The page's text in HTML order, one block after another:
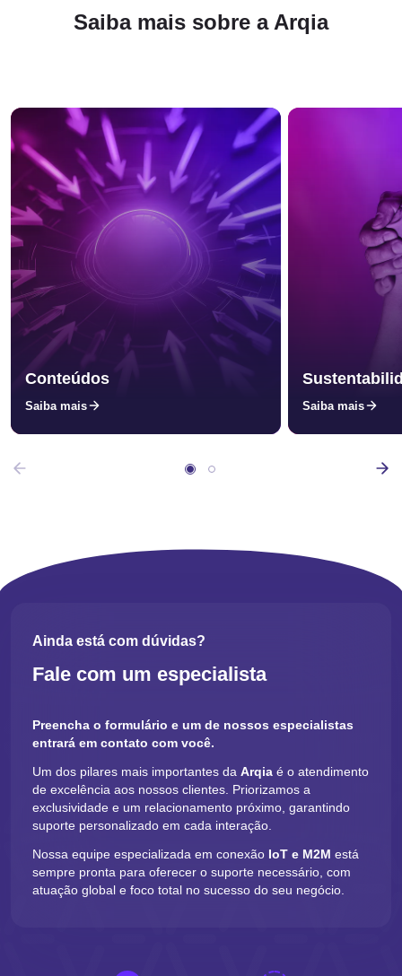
Saiba mais sobre a Arqia
Conteúdos
Saiba mais Saiba mais
Ainda está com dúvidas?
Fale com um especialista
Preencha o formulário e um de nossos especialistas
entrará em contato com você.
Um dos pilares mais importantes da Arqia é o atendimento
de excelência aos nossos clientes. Priorizamos a
exclusividade e um relacionamento próximo, garantindo
suporte personalizado em cada interação.
Nossa equipe especializada em conexão IoT e M2M está
sempre pronta para oferecer o suporte necessário, com
atuação global e foco total no sucesso do seu negócio.